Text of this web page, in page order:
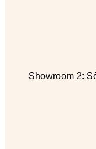
Showroom 2: